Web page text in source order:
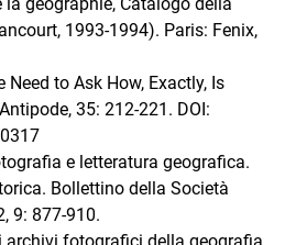
1993-1994). Paris: Fenix,
Need to Ask How, Exactly, Is
35: 212-221. DOI:
e letteratura geografica.
Bollettino della Società
9: 877-910.
archivi fotografici della geografia